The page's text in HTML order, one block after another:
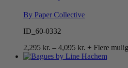
By Paper Collective
ID_60-0332
2,295 kr. – 4,095 kr. Prisinterval:
2,295 kr.
+ Flere